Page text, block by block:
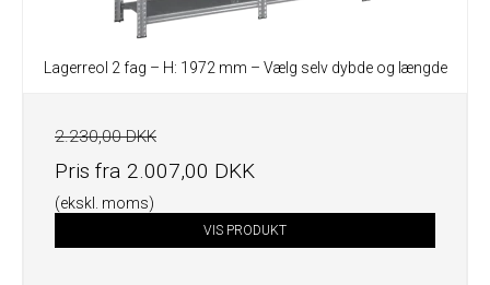
Lagerreol 2 fag – H: 1972 mm – Vælg selv dybde og længde
2.230,00 DKK
Pris fra 2.007,00 DKK
(ekskl. moms)
VIS PRODUKT